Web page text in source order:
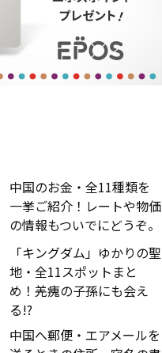
中国のお金・全11種類を
一挙ご紹介！レートや物価
の情報もついでにどうぞ。
「キングダム」ゆかりの聖
地・全11スポットまと
め！羌瘣の子孫にも会え
る!?
中国へ郵便・エアメールを